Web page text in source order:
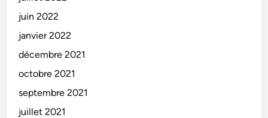
juin 2022
janvier 2022
décembre 2021
octobre 2021
septembre 2021
juillet 2021